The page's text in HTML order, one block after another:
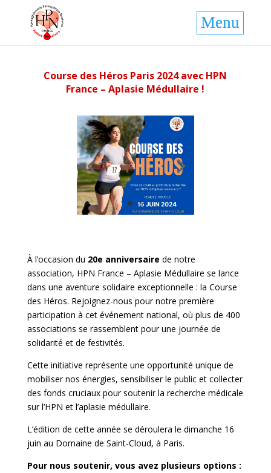
Course des Héros Paris 2024 avec HPN
France – Aplasie Médullaire !
À l’occasion du 20e anniversaire de notre
association, HPN France – Aplasie Médullaire se lance
dans une aventure solidaire exceptionnelle : la Course
des Héros. Rejoignez-nous pour notre première
participation à cet événement national, où plus de 400
associations se rassemblent pour une journée de
solidarité et de festivités.
Cette initiative représente une opportunité unique de
mobiliser nos énergies, sensibiliser le public et collecter
des fonds cruciaux pour soutenir la recherche médicale
sur l’HPN et l’aplasie médullaire.
L’édition de cette année se déroulera le dimanche 16
juin au Domaine de Saint-Cloud, à Paris.
Pour nous soutenir, vous avez plusieurs options :